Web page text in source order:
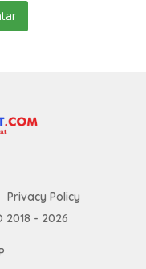
Privacy Policy
2018 - 2026